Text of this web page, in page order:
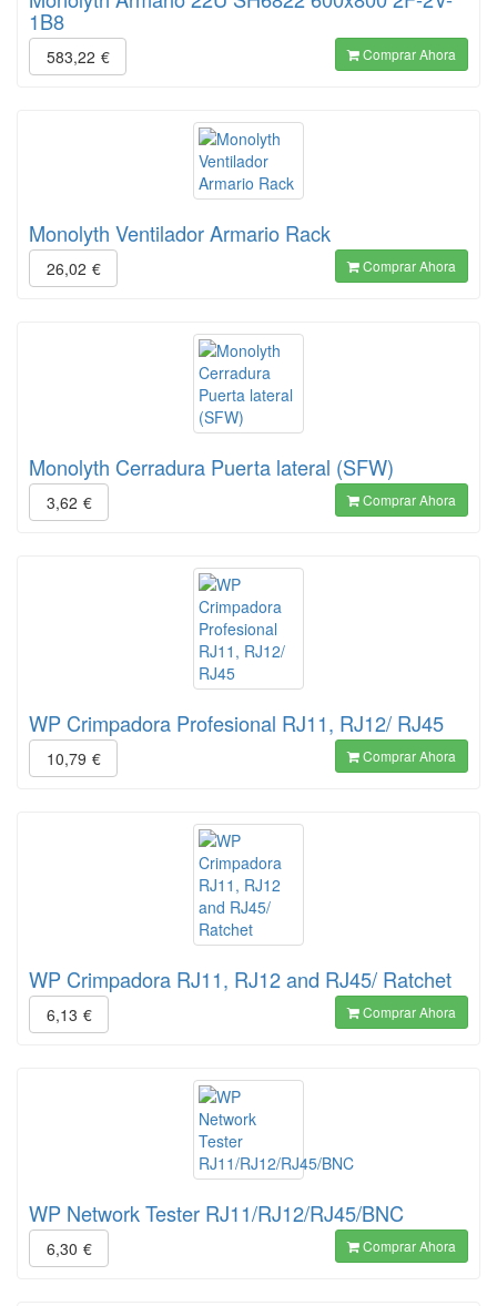
1B8
583,22 € Comprar Ahora
Monolyth Ventilador Armario Rack
26,02 € Comprar Ahora
Monolyth Cerradura Puerta lateral (SFW)
3,62 € Comprar Ahora
WP Crimpadora Profesional RJ11, RJ12/ RJ45
10,79 € Comprar Ahora
WP Crimpadora RJ11, RJ12 and RJ45/ Ratchet
6,13 € Comprar Ahora
WP Network Tester RJ11/RJ12/RJ45/BNC
6,30 € Comprar Ahora